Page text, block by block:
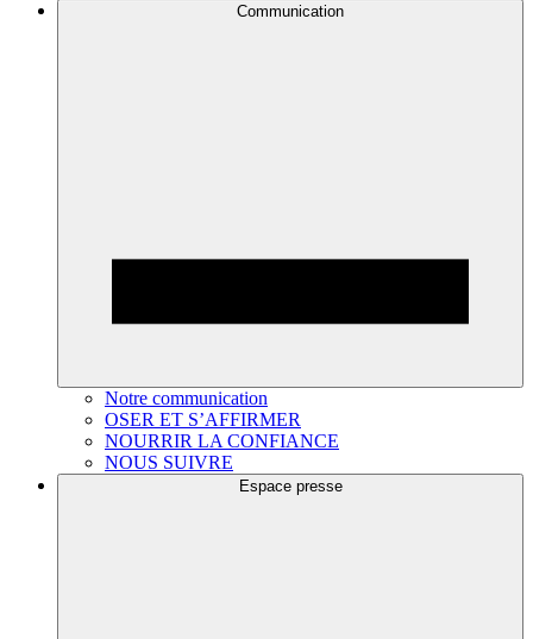
Communication
Notre communication
OSER ET S’AFFIRMER
NOURRIR LA CONFIANCE
NOUS SUIVRE
Espace presse